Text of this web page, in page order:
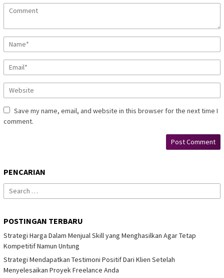
Save my name, email, and website in this browser for the next time I
comment.
PENCARIAN
Search
for:
POSTINGAN TERBARU
Strategi Harga Dalam Menjual Skill yang Menghasilkan Agar Tetap
Kompetitif Namun Untung
Strategi Mendapatkan Testimoni Positif Dari Klien Setelah
Menyelesaikan Proyek Freelance Anda